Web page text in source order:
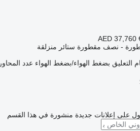
AED 37,760
- نصف مقطورة ستائر منزلقة
التعليق بضغط الهواء/بضغط الهواء عدد المحاور
على إعلانات جديدة منشورة في هذا القسم